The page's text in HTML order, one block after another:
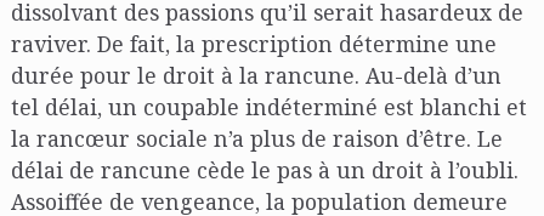
dissolvant des passions qu’il serait hasardeux de
raviver. De fait, la prescription détermine une
durée pour le droit à la rancune. Au-delà d’un
tel délai, un coupable indéterminé est blanchi et
la rancœur sociale n’a plus de raison d’être. Le
délai de rancune cède le pas à un droit à l’oubli.
Assoiffée de vengeance, la population demeure